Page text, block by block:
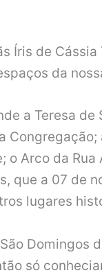
Íris de
da
a Teresa
Arco da
que a 07 de
lugares
Domingos
só